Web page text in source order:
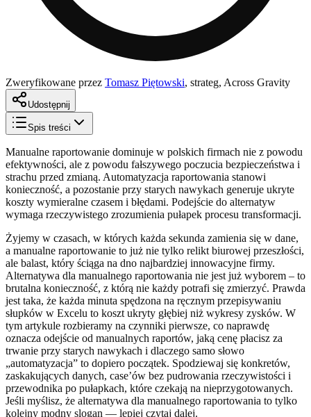
Zweryfikowane przez Tomasz Piętowski, strateg, Across Gravity
Udostępnij
Spis treści
Manualne raportowanie dominuje w polskich firmach nie z powodu
efektywności, ale z powodu fałszywego poczucia bezpieczeństwa i
strachu przed zmianą. Automatyzacja raportowania stanowi
konieczność, a pozostanie przy starych nawykach generuje ukryte
koszty wymieralne czasem i błędami. Podejście do alternatyw
wymaga rzeczywistego zrozumienia pułapek procesu transformacji.
Żyjemy w czasach, w których każda sekunda zamienia się w dane,
a manualne raportowanie to już nie tylko relikt biurowej przeszłości,
ale balast, który ściąga na dno najbardziej innowacyjne firmy.
Alternatywa dla manualnego raportowania nie jest już wyborem – to
brutalna konieczność, z którą nie każdy potrafi się zmierzyć. Prawda
jest taka, że każda minuta spędzona na ręcznym przepisywaniu
słupków w Excelu to koszt ukryty głębiej niż wykresy zysków. W
tym artykule rozbieramy na czynniki pierwsze, co naprawdę
oznacza odejście od manualnych raportów, jaką cenę płacisz za
trwanie przy starych nawykach i dlaczego samo słowo
„automatyzacja” to dopiero początek. Spodziewaj się konkretów,
zaskakujących danych, case’ów bez pudrowania rzeczywistości i
przewodnika po pułapkach, które czekają na nieprzygotowanych.
Jeśli myślisz, że alternatywa dla manualnego raportowania to tylko
kolejny modny slogan — lepiej czytaj dalej.